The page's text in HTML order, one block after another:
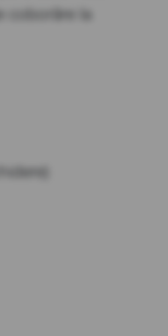
coborâre la